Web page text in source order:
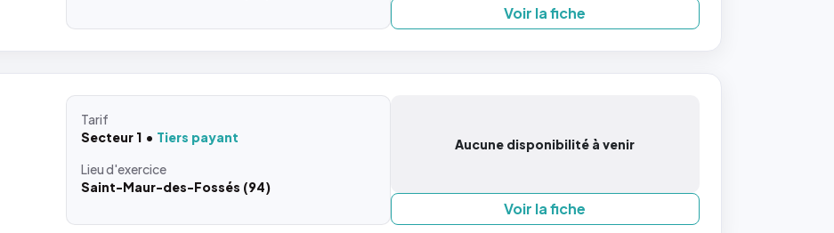
Voir la fiche
Tarif
Secteur 1
Tiers payant
Lieud'exercice
Saint-Maur-des-Fossés (94)
Aucune disponibilité à venir
Voir la fiche